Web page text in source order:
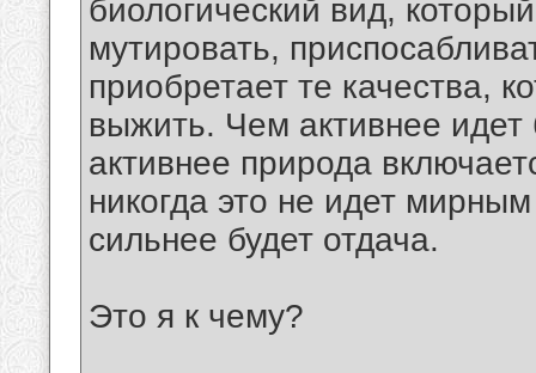
биологический вид,
мутировать,
приобретает те качества,
выжить. Чем активнее
активнее природа
никогда это не идет
сильнее будет отдача.
Это я к чему?